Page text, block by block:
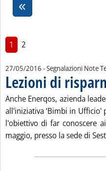
1 2
27/05/2016 - Segnalazioni Note
Lezioni di
Anche Enerqos, azienda
all'iniziativa ‘Bimbi in Ufficio'
l'obiettivo di far conoscere
maggio, presso la sede di